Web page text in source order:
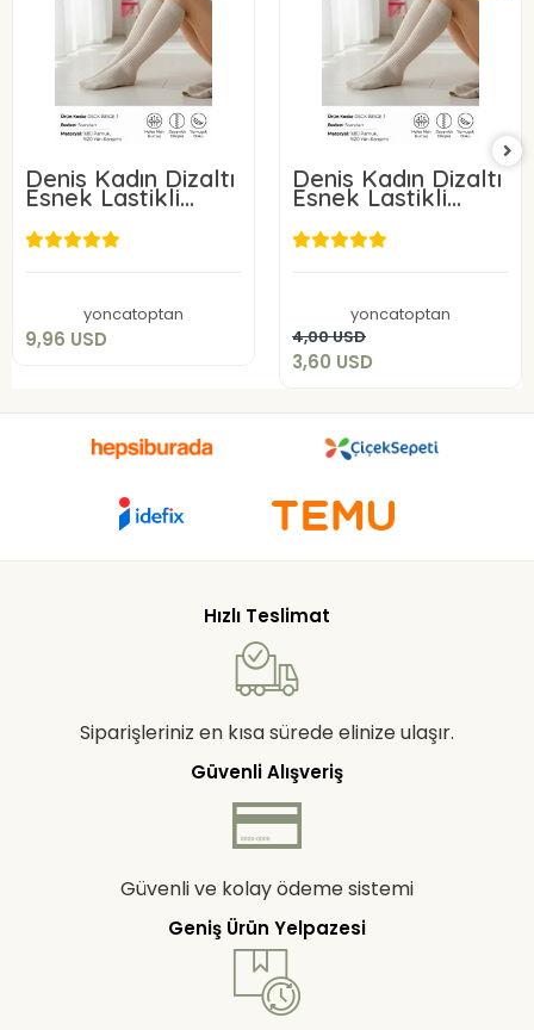
Denis Kadın Dizaltı
Esnek Lastikli
Çorap Bej Rengi 3
Adet
yoncatoptan
9,96 USD
9,96 USD
Denis Kadın Dizaltı
Esnek Lastikli
Çorap Bej Rengi
yoncatoptan
4,00 USD
3,60 USD
Add to cart
Hızlı Teslimat
Siparişleriniz en kısa sürede elinize ulaşır.
Güvenli Alışveriş
Güvenli ve kolay ödeme sistemi
Geniş Ürün Yelpazesi